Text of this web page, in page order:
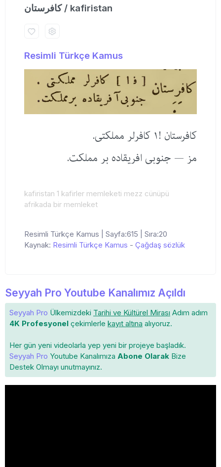
كافرستان / kafiristan
Resimli Türkçe Kamus
كافرستان !١ كافرلر مملكتی.
مز — جنوبی افریقاده بر مملكت.
kafiristan 1 kafirler memleketi mezz cünüpü
afrikada bir memleket
Resimli Türkçe Kamus | Sayfa:615 | Sıra:20
Kaynak: Resimli Türkçe Kamus - Çağdaş sözlük
Seyyah Pro Youtube Kanalımız Açıldı
Seyyah Pro Ülkemizdeki Tarihi ve Kültürel Mirası Adım adım
4K Profesyonel çekimlerle kayıt altına alıyoruz.
Her gün yeni videolarla yep yeni bir projeye başladık.
Seyyah Pro Youtube Kanalımıza Abone Olarak Bize
Destek Olmayı unutmayınız.